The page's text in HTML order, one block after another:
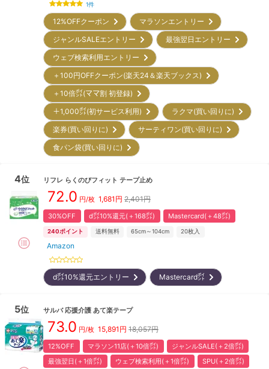
1件
12%OFFクーポン
マラソンエントリー
ジャンルSALEエントリー
最強翌日エントリー
ウェブ検索利用エントリー
＋100円OFFクーポン(楽天24＆楽天ブックス)
＋10倍㌽(ママ割 初登録)
＋1,000㌽(初サービス利用)
ラクマ(買い回りに)
楽券(買い回りに)
サーティワン(買い回りに)
食パン袋(買い回りに)
4位 リフレ らくのびフィット テープ止め
72.0 円/枚 1,681 円 2,401円
30%OFF d㌽10%還元(＋168㌽) Mastercard(＋48㌽)
240ポイント 送料無料 65cm～104cm 20枚入
Amazon
d㌽10%還元エントリー Mastercard㌽
5位 サルバ 応援介護 あて楽テープ
73.0 円/枚 15,891 円 18,057円
12%OFF マラソン11店(＋10倍㌽)
ジャンルSALE(＋2倍㌽)
最強翌日(＋1倍㌽)
ウェブ検索利用(＋1倍㌽) SPU(＋2倍㌽)